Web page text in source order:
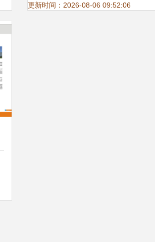
驱动力
更新时间：2026-08-06 09:52:06